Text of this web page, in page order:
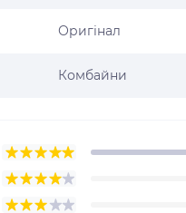
Оригінал
Комбайни